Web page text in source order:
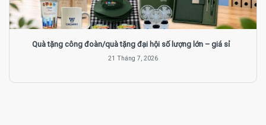
Quà tặng công đoàn/quà tặng đại hội số lượng lớn – giá sỉ
21 Tháng 7, 2026